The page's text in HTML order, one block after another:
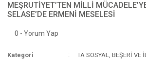
MEŞRUTİYET’TEN MİLLİ
SELASE’DE ERMENİ MESELESİ
0 - Yorum Yap
Kategori TA SOSYAL, BEŞERİ VE